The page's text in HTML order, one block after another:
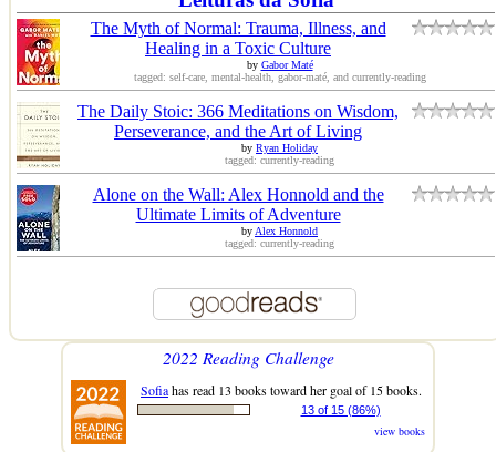
The Myth of Normal: Trauma, Illness, and
Healing in a Toxic Culture
by Gabor Maté
tagged: self-care, mental-health, gabor-maté, and currently-reading
The Daily Stoic: 366 Meditations on Wisdom,
Perseverance, and the Art of Living
by Ryan Holiday
tagged: currently-reading
Alone on the Wall: Alex Honnold and the
Ultimate Limits of Adventure
byAlex Honnold
tagged: currently-reading
2022 Reading Challenge
Sofiahas read 13 books toward her goal of 15 books.
13 of 15 (86%)
view books